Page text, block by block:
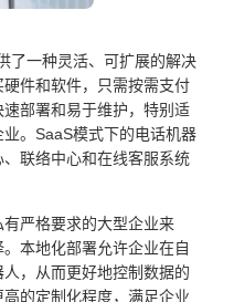
了一种灵活、可扩展的解决
件和软件，只需按需支付
部署和易于维护，特别适
。SaaS模式下的电话机器
联络中心和在线客服系统
严格要求的大型企业来
本地化部署允许企业在自
，从而更好地控制数据的
的定制化程度，满足企业